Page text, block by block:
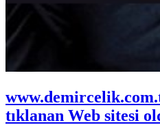
tıklanan Web sitesi